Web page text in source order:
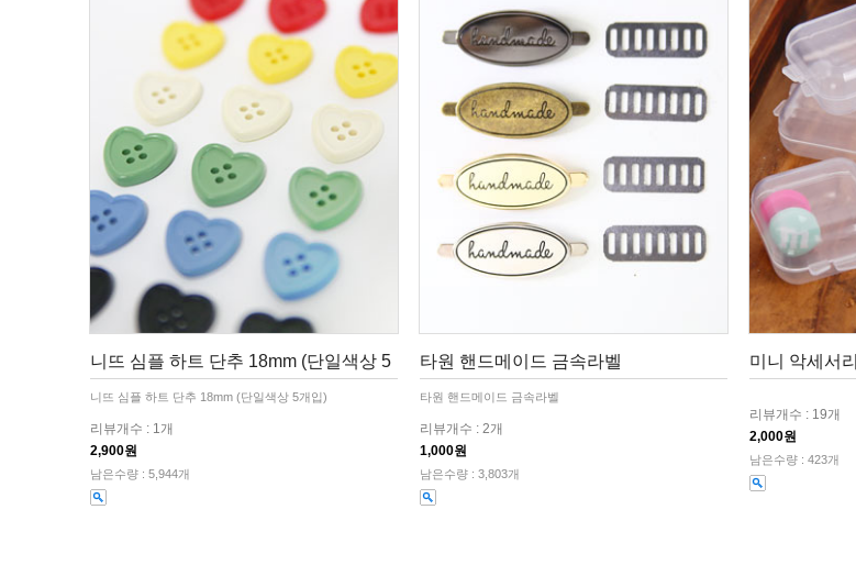
니뜨 심플 하트 단추 18mm (단일색상 5
니뜨 심플 하트 단추 18mm (단일색상 5개입)
리뷰개수 : 1개
2,900원
남은수량 : 5,944개
타원 핸드메이드 금속라벨
타원 핸드메이드 금속라벨
리뷰개수 : 2개
1,000원
남은수량 : 3,803개
미니 악세서
리뷰개수 : 19개
2,000원
남은수량 : 423개